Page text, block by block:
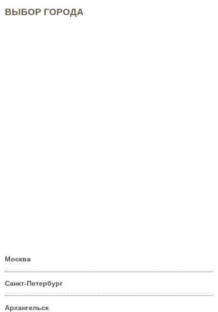
ВЫБОР ГОРОДА
Москва
Санкт-Петербург
Архангельск